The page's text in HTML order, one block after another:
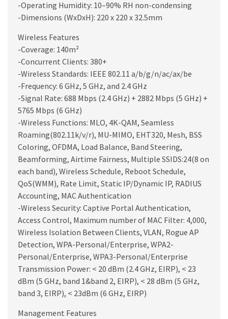
-Operating Humidity: 10–90% RH non-condensing
-Dimensions (WxDxH): 220 x 220 x 32.5mm
Wireless Features
-Coverage: 140m²
-Concurrent Clients: 380+
-Wireless Standards: IEEE 802.11 a/b/g/n/ac/ax/be
-Frequency: 6 GHz, 5 GHz, and 2.4 GHz
-Signal Rate: 688 Mbps (2.4 GHz) + 2882 Mbps (5 GHz) +
5765 Mbps (6 GHz)
-Wireless Functions: MLO, 4K-QAM, Seamless
Roaming(802.11k/v/r), MU-MIMO, EHT320, Mesh, BSS
Coloring, OFDMA, Load Balance, Band Steering,
Beamforming, Airtime Fairness, Multiple SSIDS:24(8 on
each band), Wireless Schedule, Reboot Schedule,
QoS(WMM), Rate Limit, Static IP/Dynamic IP, RADIUS
Accounting, MAC Authentication
-Wireless Security: Captive Portal Authentication,
Access Control, Maximum number of MAC Filter: 4,000,
Wireless Isolation Between Clients, VLAN, Rogue AP
Detection, WPA-Personal/Enterprise, WPA2-
Personal/Enterprise, WPA3-Personal/Enterprise
Transmission Power: < 20 dBm (2.4 GHz, EIRP), < 23
dBm (5 GHz, band 1&band 2, EIRP), < 28 dBm (5 GHz,
band 3, EIRP), < 23dBm (6 GHz, EIRP)
Management Features